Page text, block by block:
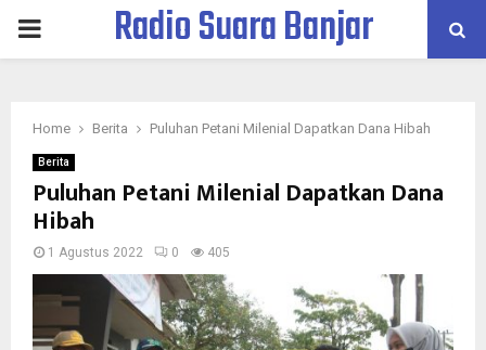
PRIMARYRadio Suara Banjar
Home Berita Puluhan Petani Milenial Dapatkan Dana Hibah
Berita
Puluhan Petani Milenial Dapatkan Dana
Hibah
1 Agustus 2022 0 405